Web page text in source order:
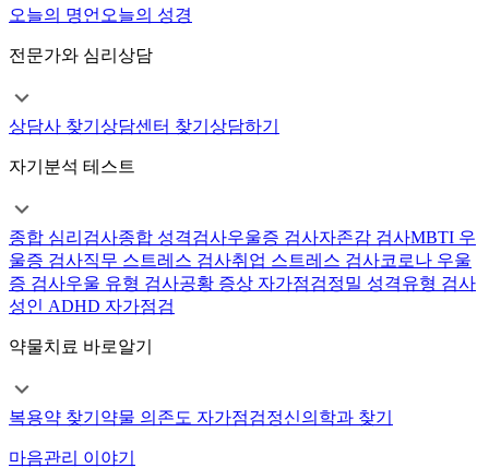
오늘의 명언 오늘의 성경
전문가와 심리상담
상담사 찾기 상담센터 찾기 상담하기
자기분석 테스트
종합 심리검사종합 성격검사우울증 검사자존감 검사MBTI 우
울증 검사직무 스트레스 검사취업 스트레스 검사코로나 우울
증 검사우울 유형 검사공황 증상 자가점검정밀 성격유형 검사
성인 ADHD 자가점검
약물치료 바로알기
복용약 찾기 약물 의존도 자가점검정신의학과 찾기
마음관리 이야기